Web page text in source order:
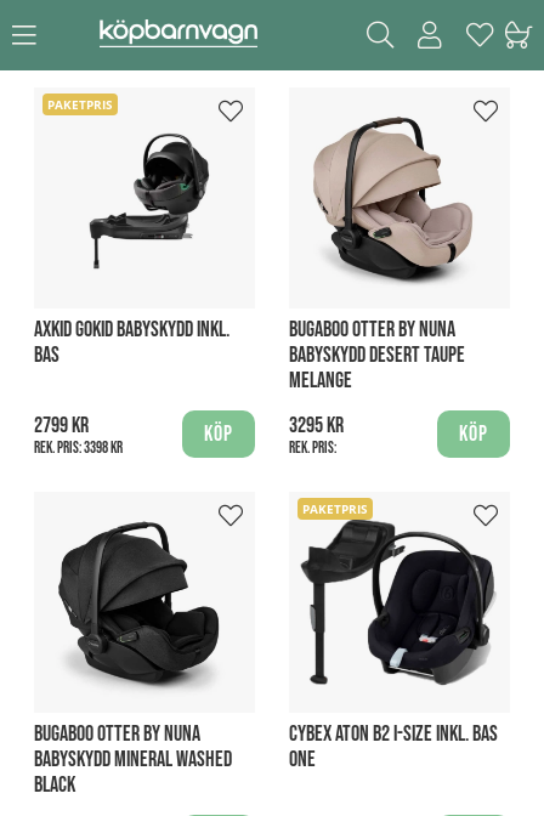
PAKETPRIS
AXKID GOKID BABYSKYDD INKL.
BAS
2799 kr
Rek. pris:3398 kr
Köp
BUGABOO OTTER BY NUNA
BABYSKYDD DESERT TAUPE
MELANGE
3295 kr
Rek. pris:
Köp
BUGABOO OTTER BY NUNA
BABYSKYDD MINERAL WASHED
BLACK
PAKETPRIS
CYBEX ATON B2 I-SIZE INKL. BAS
ONE